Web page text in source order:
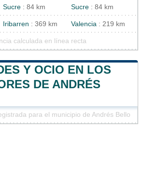
Sucre : 84 km Sucre : 84 km
Iribarren : 369 km Valencia : 219 km
calculada en línea recta
Y OCIO EN LOS
DE ANDRÉS
para el municipio de Andrés Bello